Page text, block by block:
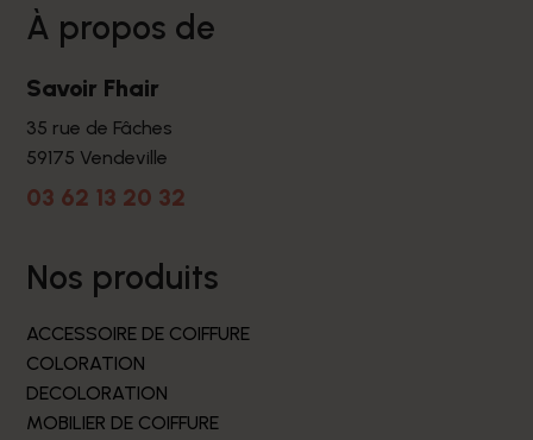
à propos de
Savoir Fhair
35 rue de Fâches
59175 Vendeville
03 62 13 20 32
nos produits
ACCESSOIRE DE COIFFURE
COLORATION
DECOLORATION
MOBILIER DE COIFFURE